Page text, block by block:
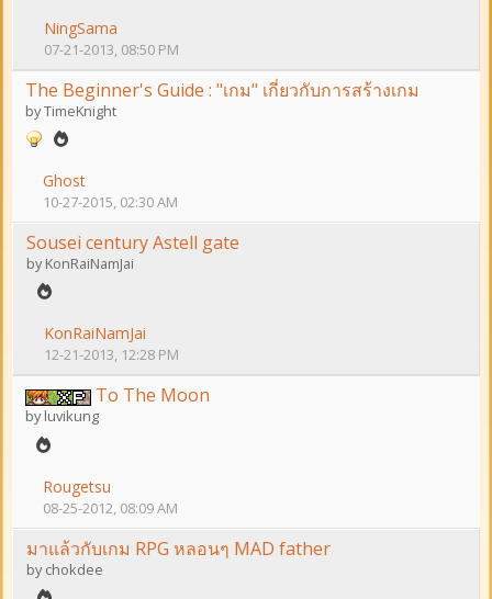
NingSama
07-21-2013, 08:50 PM
The Beginner's Guide : "เกม" เกี่ยวกับการสร้างเกม
byTimeKnight
Ghost
10-27-2015, 02:30 AM
Sousei century Astell gate
byKonRaiNamJai
KonRaiNamJai
12-21-2013, 12:28 PM
To The Moon
byluvikung
Rougetsu
08-25-2012, 08:09 AM
มาแล้วกับเกม RPG หลอนๆ MAD father
bychokdee